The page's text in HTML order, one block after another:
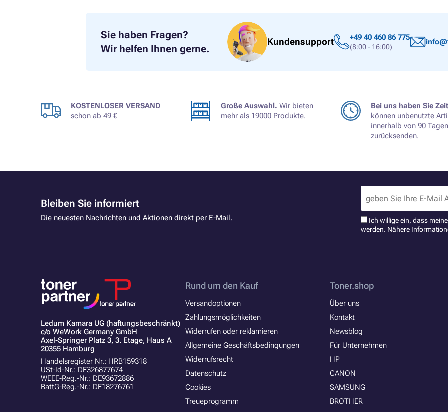
Sie haben Fragen?
Wir helfen Ihnen gerne.
Kundensupport +49 40 460 86 775
(8:00 - 16:00)
KOSTENLOSER VERSAND
schon ab 49 €
Große Auswahl. Wir bieten
mehr als 19000 Produkte.
Bei uns haben Sie
können unbenutzte
innerhalb von 90 Tagen
zurücksenden.
Bleiben Sie informiert
Die neuesten Nachrichten und Aktionen direkt per E-Mail.
Ich willige ein, dass
werden. Nähere
Ledum Kamara UG (haftungsbeschränkt)
c/o WeWork Germany GmbH
Axel-Springer Platz 3, 3. Etage, Haus A
20355 Hamburg
Handelsregister Nr.: HRB159318
USt-Id-Nr.: DE326877674
WEEE-Reg.-Nr.: DE93672886
BattG-Reg.-Nr.: DE18276761
Rund um den Kauf
Versandoptionen
Zahlungsmöglichkeiten
Widerrufen oder reklamieren
Allgemeine Geschäftsbedingungen
Widerrufsrecht
Datenschutz
Cookies
Treueprogramm
Toner.shop
Über uns
Kontakt
Newsblog
Für Unternehmen
HP
CANON
SAMSUNG
BROTHER